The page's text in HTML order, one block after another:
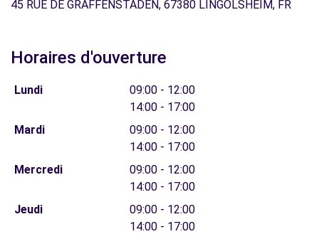
45 RUE DE GRAFFENSTADEN, 67380 LINGOLSHEIM, FR
Horaires d'ouverture
Lundi
09:00 - 12:00
14:00 - 17:00
Mardi
09:00 - 12:00
14:00 - 17:00
Mercredi
09:00 - 12:00
14:00 - 17:00
Jeudi
09:00 - 12:00
14:00 - 17:00